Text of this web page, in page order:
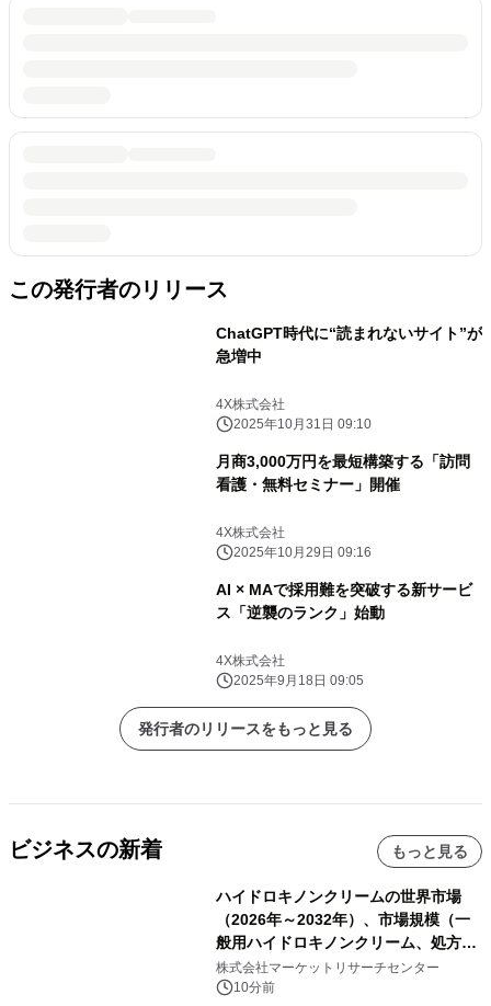
この発行者のリリース
ChatGPT時代に“読まれないサイト”が
急増中
4X株式会社
2025年10月31日 09:10
月商3,000万円を最短構築する「訪問
看護・無料セミナー」開催
4X株式会社
2025年10月29日 09:16
AI × MAで採用難を突破する新サービ
ス「逆襲のランク」始動
4X株式会社
2025年9月18日 09:05
発行者のリリースをもっと見る
ビジネスの新着 もっと見る
ハイドロキノンクリームの世界市場
（2026年～2032年）、市場規模（一
般用ハイドロキノンクリーム、処方用
ハイドロキノンクリーム）・分析レポ
ートを発表
株式会社マーケットリサーチセンター
10分前